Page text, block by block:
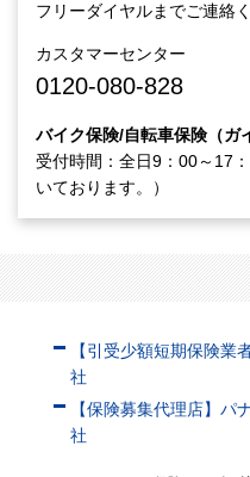
フリーダイヤルまでご連絡
カスタマーセンター
0120-080-828
バイク保険/自転車保険（ガ
受付時間：全日9：00～17
いております。）
【引受少額短期保険業
社
【保険募集代理店】パ
社